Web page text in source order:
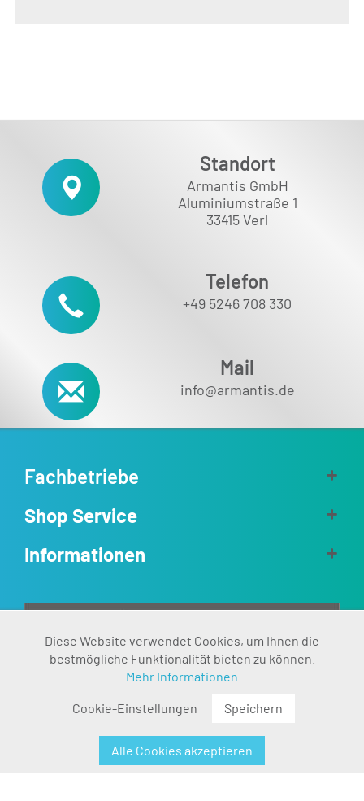
Standort
Armantis GmbH
Aluminiumstraße 1
33415 Verl
Telefon
+49 5246 708 330
Mail
info@armantis.de
Fachbetriebe
Shop Service
Informationen
Funktionale Aktiv
Inaktiv
Inaktiv
Personalisierung Inaktiv
Diese Website verwendet Cookies, um Ihnen die
bestmögliche Funktionalität bieten zu können.
Mehr Informationen
Cookie-Einstellungen Speichern
Alle Cookies akzeptieren